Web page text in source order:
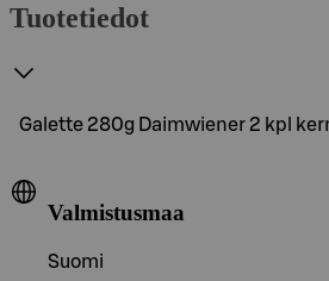
Tuotetiedot
Galette 280g Daimwiener 2 kpl
Valmistusmaa
Suomi